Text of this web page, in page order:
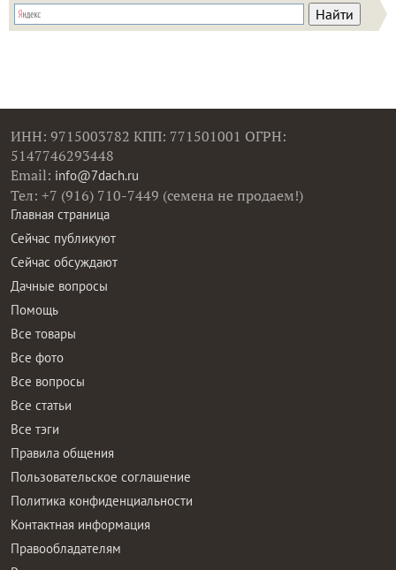
ИНН: 9715003782 КПП: 771501001 ОГРН:
5147746293448
Email: info@7dach.ru
Тел: +7 (916) 710-7449 (семена не продаем!)
Главная страница
Сейчас публикуют
Сейчас обсуждают
Дачные вопросы
Помощь
Все товары
Все фото
Все вопросы
Все статьи
Все тэги
Правила общения
Пользовательское соглашение
Политика конфиденциальности
Контактная информация
Правообладателям